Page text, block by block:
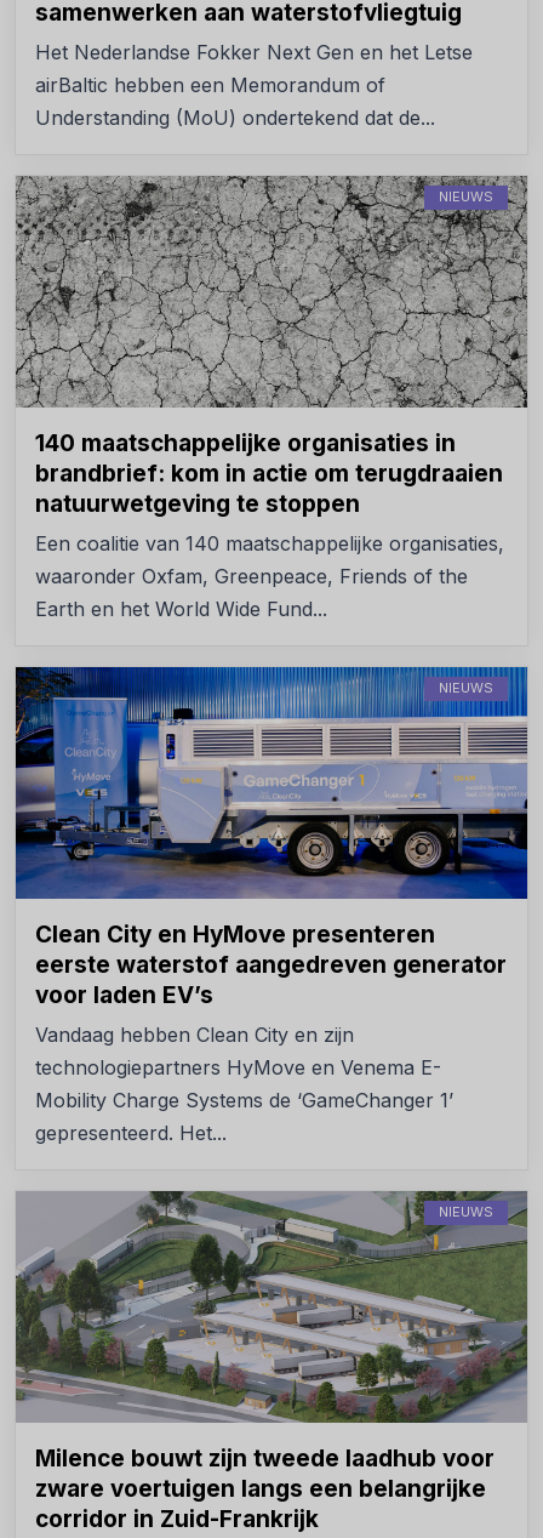
samenwerken aan waterstofvliegtuig
Het Nederlandse Fokker Next Gen en het Letse
airBaltic hebben een Memorandum of
Understanding (MoU) ondertekend dat de...
NIEUWS
140 maatschappelijke organisaties in
brandbrief: kom in actie om terugdraaien
natuurwetgeving te stoppen
Een coalitie van 140 maatschappelijke organisaties,
waaronder Oxfam, Greenpeace, Friends of the
Earth en het World Wide Fund...
NIEUWS
Clean City en HyMove presenteren
eerste waterstof aangedreven generator
voor laden EV’s
Vandaag hebben Clean City en zijn
technologiepartners HyMove en Venema E-
Mobility Charge Systems de ‘GameChanger 1’
gepresenteerd. Het...
NIEUWS
Milence bouwt zijn tweede laadhub voor
zware voertuigen langs een belangrijke
corridor in Zuid-Frankrijk